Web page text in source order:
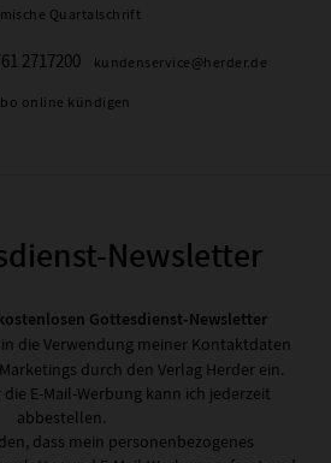
Quartalschrift
2717200 kundenservice@herder.de
online kündigen
Newsletter
Gottesdienst-Newsletter
die Verwendung meiner Kontaktdaten
durch den Verlag Herder ein.
E-Mail-Werbung kann ich jederzeit
abbestellen.
dass mein personenbezogenes